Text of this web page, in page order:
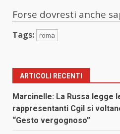
Forse dovresti anche
Tags: roma
ARTICOLI RECENTI
Marcinelle: La Russa legge
rappresentanti Cgil si
“Gesto vergognoso”